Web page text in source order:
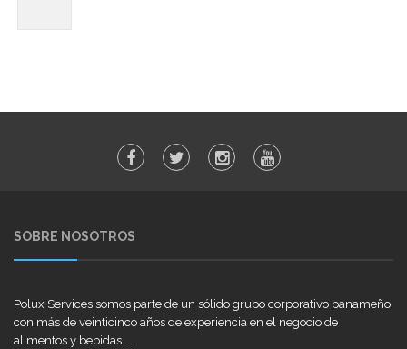
SOBRE NOSOTROS
Polux Services somos parte de un sólido grupo corporativo panameño
con más de veinticinco años de experiencia en el negocio de
alimentos y bebidas....